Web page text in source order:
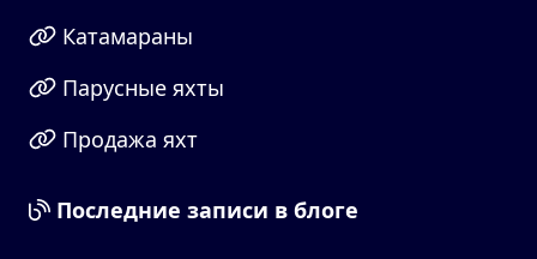
Катамараны
Парусные яхты
Продажа яхт
Последние записи в блоге